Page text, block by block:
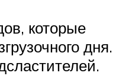
которые
дня.